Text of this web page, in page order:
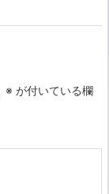
※ が付いている欄